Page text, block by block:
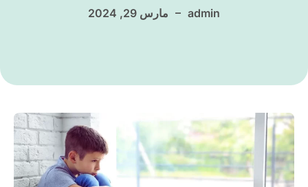
admin
– مارس 29, 2024